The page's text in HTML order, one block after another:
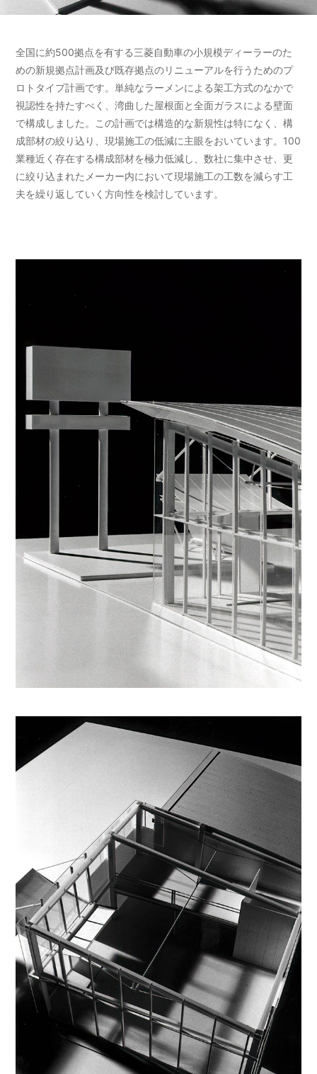
全国に約500拠点を有する三菱自動車の小規模ディーラーのた
めの新規拠点計画及び既存拠点のリニューアルを行うためのプ
ロトタイプ計画です。単純なラーメンによる架工方式のなかで
視認性を持たすべく、湾曲した屋根面と全面ガラスによる壁面
で構成しました。この計画では構造的な新規性は特になく、構
成部材の絞り込り、現場施工の低減に主眼をおいています。100
業種近く存在する構成部材を極力低減し、数社に集中させ、更
に絞り込まれたメーカー内において現場施工の工数を減らす工
夫を繰り返していく方向性を検討しています。